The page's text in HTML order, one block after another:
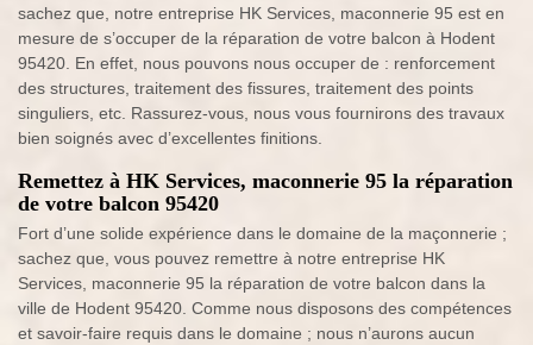
sachez que, notre entreprise HK Services, maconnerie 95 est en
mesure de s’occuper de la réparation de votre balcon à Hodent
95420. En effet, nous pouvons nous occuper de : renforcement
des structures, traitement des fissures, traitement des points
singuliers, etc. Rassurez-vous, nous vous fournirons des travaux
bien soignés avec d’excellentes finitions.
Remettez à HK Services, maconnerie 95 la réparation
de votre balcon 95420
Fort d’une solide expérience dans le domaine de la maçonnerie ;
sachez que, vous pouvez remettre à notre entreprise HK
Services, maconnerie 95 la réparation de votre balcon dans la
ville de Hodent 95420. Comme nous disposons des compétences
et savoir-faire requis dans le domaine ; nous n’aurons aucun